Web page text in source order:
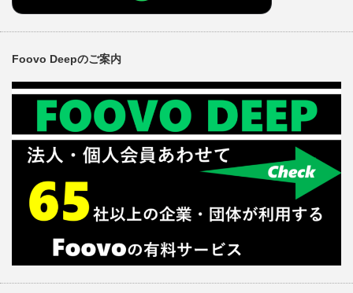
Foovo Deepのご案内